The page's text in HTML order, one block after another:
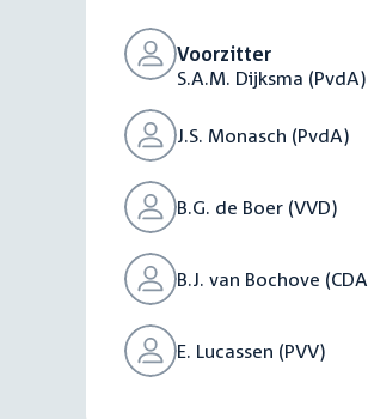
Voorzitter
S.A.M. Dijksma (PvdA)
J.S. Monasch (PvdA)
B.G. de Boer (VVD)
B.J. van Bochove
E. Lucassen (PVV)